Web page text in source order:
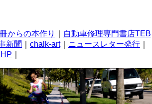
からの本作り
自動車修理専門書店TEB
新聞 chalk-art｜ ニュースレター発行
HP